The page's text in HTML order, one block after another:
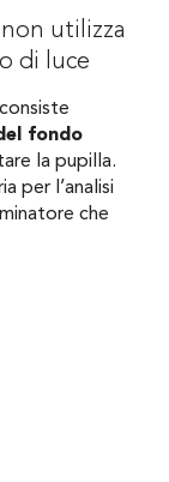
utilizza
di luce
fondo
la pupilla.
per l’analisi
che